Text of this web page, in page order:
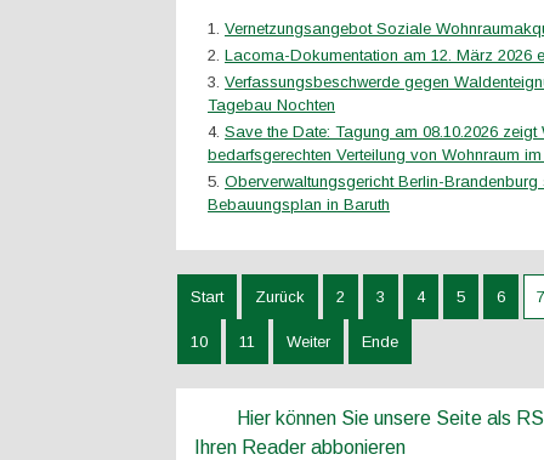
Vernetzungsangebot Soziale
Lacoma-Dokumentation am 12. März 2026
Verfassungsbeschwerde gegen
Tagebau Nochten
Save the Date: Tagung am 08.10.2026 zeigt
bedarfsgerechten Verteilung von Wohnraum
Oberverwaltungsgericht Berlin-Brandenburg
Bebauungsplan in Baruth
Start Zurück 2 3 4 5 6 7
10 11 Weiter Ende
Hier können Sie unsere Seite als
Ihren Reader abbonieren